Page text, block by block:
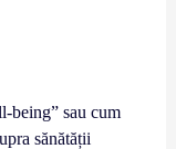
being” sau cum
sănătății